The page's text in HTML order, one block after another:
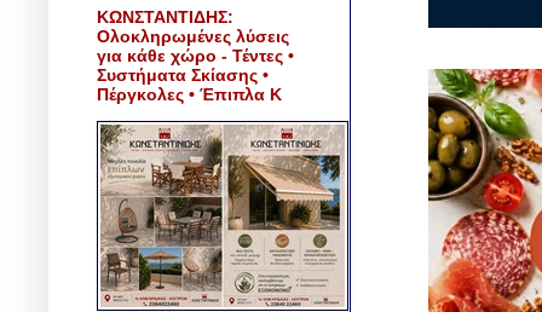
ΚΩΝΣΤΑΝΤΙΔΗΣ:
Ολοκληρωμένες λύσεις
για κάθε χώρο - Τέντες •
Συστήματα Σκίασης •
Πέργκολες • Έπιπλα Κ